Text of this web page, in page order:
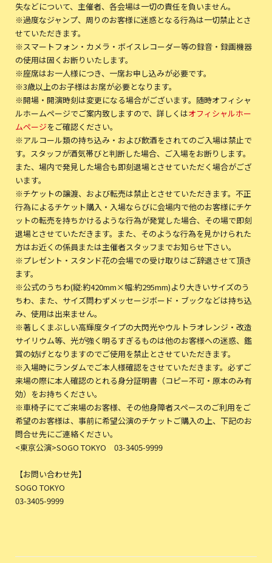
失などについて、主催者、各会場は一切の責任を負いません。
※過度なジャンプ、周りのお客様に迷惑となる行為は一切禁止とさ
せていただきます。
※スマートフォン・カメラ・ボイスレコーダー等の録音・録画機器
の使用は固くお断りいたします。
※座席はお一人様につき、一席お申し込みが必要です。
※3歳以上のお子様はお席が必要となります。
※開場・開演時刻は変更になる場合がございます。随時オフィシャ
ルホームページでご案内致しますので、詳しくはオフィシャルホー
ムページをご確認ください。
※アルコール類の持ち込み・および飲酒をされてのご入場は禁止で
す。スタッフが酒気帯びと判断した場合、ご入場をお断りします。
また、場内で発見した場合も即刻退場とさせていただく場合がござ
います。
※チケットの譲渡、および転売は禁止とさせていただきます。不正
行為によるチケット購入・入場ならびに会場内で他のお客様にチケ
ットの転売を持ちかけるような行為が発覚した場合、その場で即刻
退場とさせていただきます。また、そのような行為を見かけられた
方はお近くの係員または主催者スタッフまでお知らせ下さい。
※プレゼント・スタンド花の会場での受け取りはご辞退させて頂き
ます。
※公式のうちわ(縦:約420mm×幅:約295mm)より大きいサイズのう
ちわ、また、サイズ問わずメッセージボード・ブックなどは持ち込
み、使用は出来ません。
※著しくまぶしい高輝度タイプの大閃光やウルトラオレンジ・改造
サイリウム等、光が強く明るすぎるものは他のお客様への迷惑、鑑
賞の妨げとなりますのでご使用を禁止とさせていただきます。
※入場時にランダムでご本人様確認をさせていただきます。必ずご
来場の際に本人確認のとれる身分証明書（コピー不可・原本のみ有
効）をお持ちください。
※車椅子にてご来場のお客様、その他身障者スペースのご利用をご
希望のお客様は、事前に希望公演のチケットご購入の上、下記のお
問合せ先にご連絡ください。
<東京公演>SOGO TOKYO 03-3405-9999
【お問い合わせ先】
SOGO TOKYO
03-3405-9999